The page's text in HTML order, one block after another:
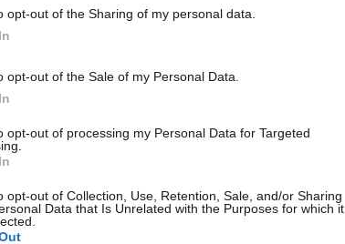
opt-out of the Sharing of my personal data.
opt-out of the Sale of my Personal Data.
opt-out of processing my Personal Data for Targeted
opt-out of Collection, Use, Retention, Sale, and/or Sharing
Data that Is Unrelated with the Purposes for which it
... σχόλια| Κάνε click για να σχολιάσεις